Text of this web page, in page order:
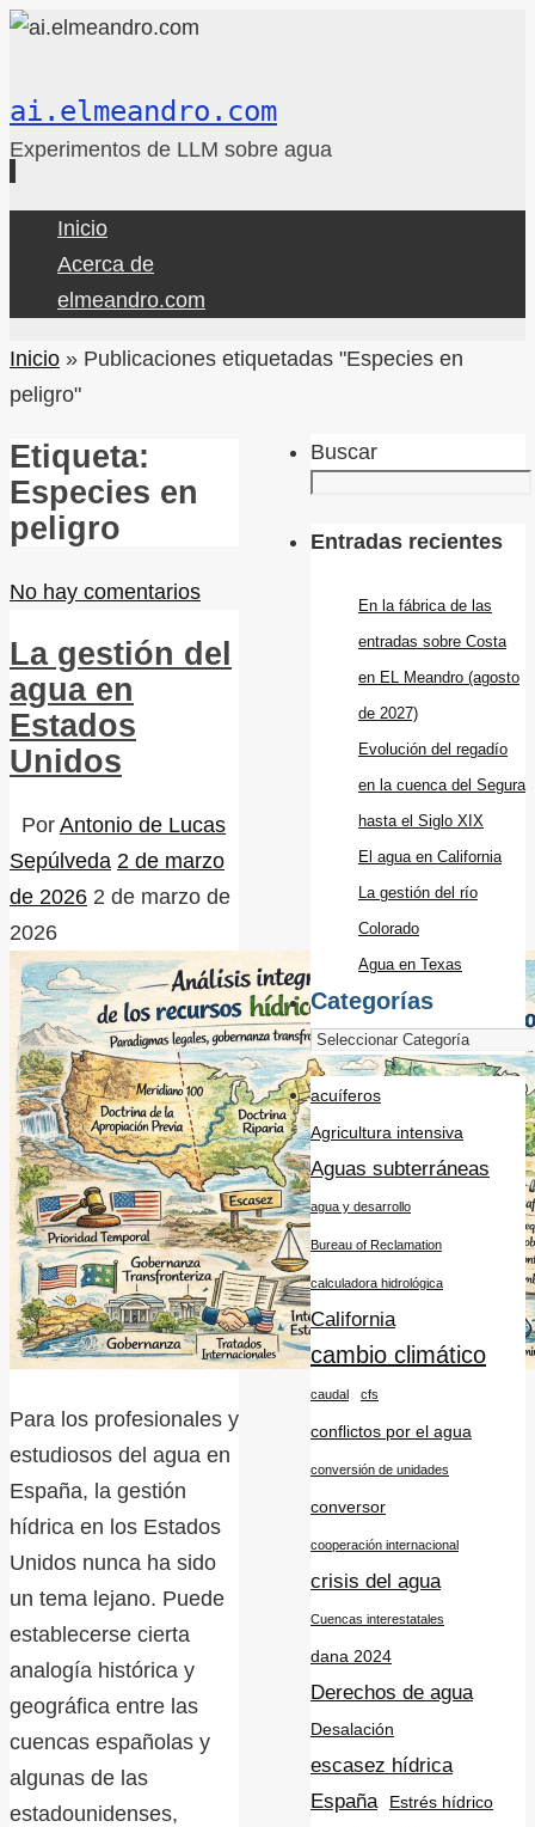
ai.elmeandro.com
Experimentos de LLM sobre agua
contenido
Inicio
Acerca de
elmeandro.com
Inicio » Publicaciones etiquetadas "Especies en
peligro"
Etiqueta:
Especies en
peligro
No hay comentarios
La gestión del
agua en
Estados
Unidos
Por Antonio de Lucas
Sepúlveda 2 de marzo
de 2026 2 de marzo de
2026
Para los profesionales y
estudiosos del agua en
España, la gestión
hídrica en los Estados
Unidos nunca ha sido
un tema lejano. Puede
establecerse cierta
analogía histórica y
geográfica entre las
cuencas españolas y
algunas de las
estadounidenses,
Buscar
Entradas recientes
En la fábrica de las
entradas sobre Costa
en EL Meandro (agosto
de 2027)
Evolución del regadío
en la cuenca del Segura
hasta el Siglo XIX
El agua en California
La gestión del río
Colorado
Agua en Texas
Categorías
acuíferos
Agricultura intensiva
Aguas subterráneas
agua y desarrollo
Bureau of Reclamation
calculadora hidrológica
California
cambio climático
caudal cfs
conflictos por el agua
conversión de unidades
conversor
cooperación internacional
crisis del agua
Cuencas interestatales
dana 2024
Derechos de agua
Desalación
escasez hídrica
España
Estrés hídrico